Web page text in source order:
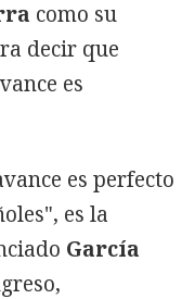
como su
decir que
es
es perfecto
es la
García